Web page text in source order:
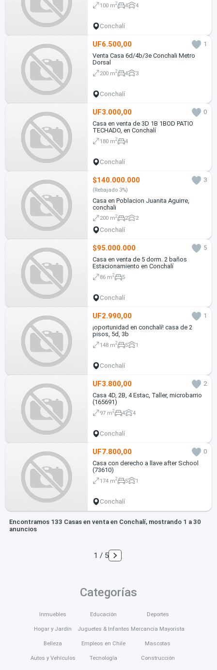
100 m2 4 4
Conchalí
UF6.500,00
1
Venta Casa 6d/4b/3e Conchali Metro
Dorsal
200 m2 4 3
Conchalí
UF3.000,00
0
Casa en venta de 3D 1B 1BOD PATIO
TECHADO, en Conchalí
180 m2 4
Conchalí
$140.000.000 3
(Rebajado 3%)
Casa en Poblacion Juanita Aguirre,
conchali
200 m2 2 2
Conchalí
$95.000.000
5
Casa en venta de 5 dorm. 2 baños
Estacionamiento en Conchalí
86 m2 5
Conchalí
UF2.990,00
1
¡oportunidad en conchalí! casa de 2
pisos, 5d, 3b
148 m2 5 1
Conchalí
UF3.800,00
2
Casa 4D, 2B, 4 Estac, Taller, microbarrio
(165691)
97 m2 4 4
Conchalí
UF7.800,00
0
Casa con derecho a llave after School
(73610)
174 m2 5 1
Conchalí
Encontramos 133 Casas en venta en Conchalí, mostrando 1 a 30
anuncios
1 / 5
Categorías
Inmuebles
Hogar y Jardín
Belleza
Autos y Vehículos
Educación
Juguetes & Infantes
Empleos en Chile
Tecnología
Deportes
Mercancía Mayorista
Mascotas
Construcción